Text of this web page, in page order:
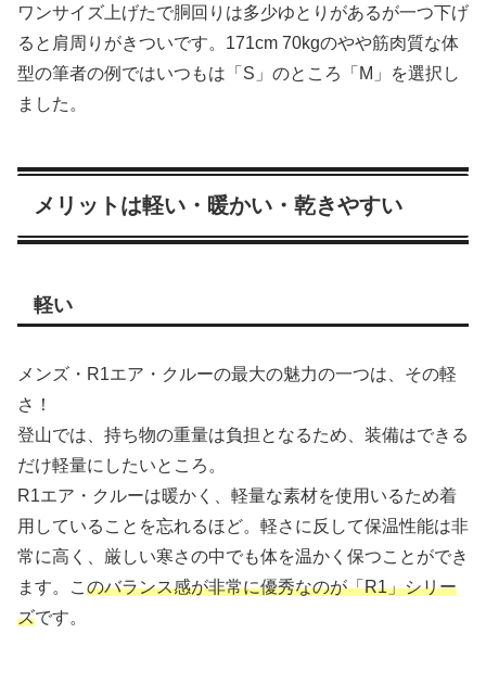
ワンサイズ上げたで胴回りは多少ゆとりがあるが一つ下げ
ると肩周りがきついです。171cm 70kgのやや筋肉質な体
型の筆者の例ではいつもは「S」のところ「M」を選択し
ました。
メリットは軽い・暖かい・乾きやすい
軽い
メンズ・R1エア・クルーの最大の魅力の一つは、その軽
さ！
登山では、持ち物の重量は負担となるため、装備はできる
だけ軽量にしたいところ。
R1エア・クルーは暖かく、軽量な素材を使用いるため着
用していることを忘れるほど。軽さに反して保温性能は非
常に高く、厳しい寒さの中でも体を温かく保つことができ
ます。こ のバランス感が非常に優秀なのが「R1」シリー
ズです。